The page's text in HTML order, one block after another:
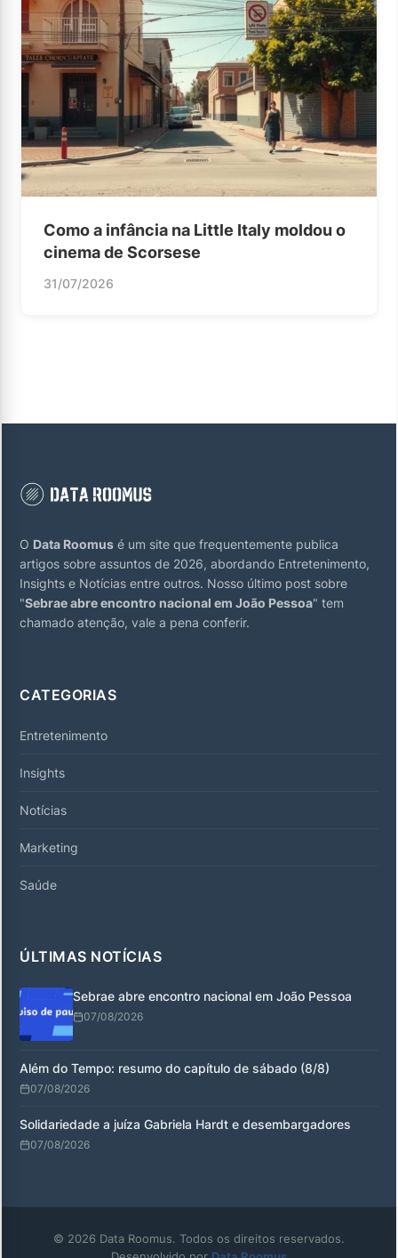
Como a infância na Little Italy moldou o
cinema de Scorsese
31/07/2026
O Data Roomus é um site que frequentemente publica
artigos sobre assuntos de 2026, abordando Entretenimento,
Insights e Notícias entre outros. Nosso último post sobre
"Sebrae abre encontro nacional em João Pessoa" tem
chamado atenção, vale a pena conferir.
CATEGORIAS
Entretenimento
Insights
Notícias
Marketing
Saúde
ÚLTIMAS NOTÍCIAS
Sebrae abre encontro nacional em João Pessoa
07/08/2026
Além do Tempo: resumo do capítulo de sábado (8/8)
07/08/2026
Solidariedade a juíza Gabriela Hardt e desembargadores
07/08/2026
© 2026 Data Roomus. Todos os direitos reservados.